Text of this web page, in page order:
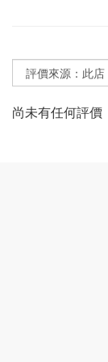
尚未有任何評價